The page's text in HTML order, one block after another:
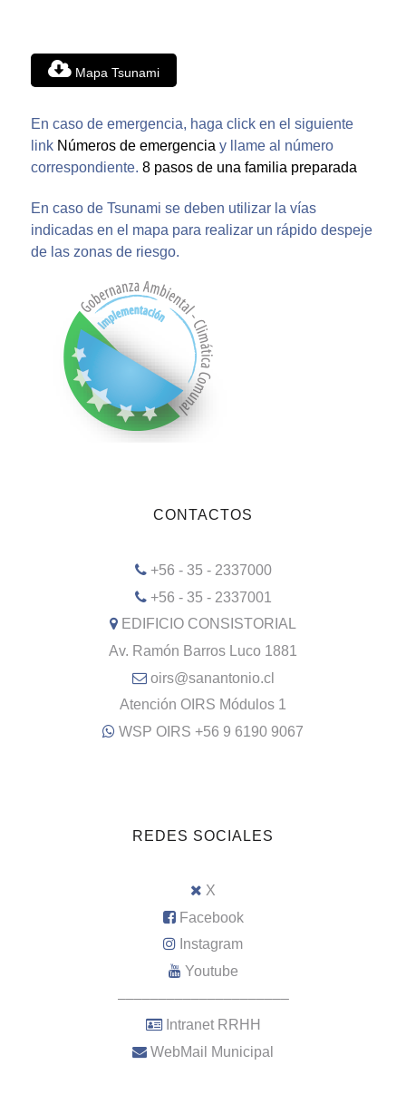
Mapa Tsunami
En caso de emergencia, haga click en el siguiente
link Números de emergencia y llame al número
correspondiente. 8 pasos de una familia preparada
En caso de Tsunami se deben utilizar la vías
indicadas en el mapa para realizar un rápido despeje
de las zonas de riesgo.
CONTACTOS
+56 - 35 - 2337000
+56 - 35 - 2337001
EDIFICIO CONSISTORIAL
Av. Ramón Barros Luco 1881
oirs@sanantonio.cl
Atención OIRS Módulos 1
WSP OIRS +56 9 6190 9067
REDES SOCIALES
X
Facebook
Instagram
Youtube
–––––––––––––––––––––
Intranet RRHH
WebMail Municipal